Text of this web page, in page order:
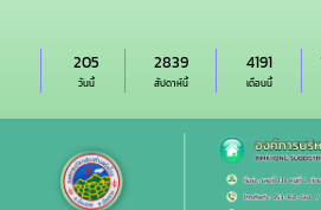
วันนี้
205
สัปดาห์นี้
2839
เดือนนี้
4191